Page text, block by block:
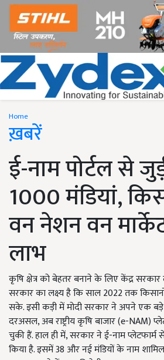
Home
ख़बरें
ई-नाम पोर्टल से
1000 मंडियां,
वन नेशन वन
लाभ
कृषि क्षेत्र को बेहतर बनाने के लिए केंद्र सरकार
सरकार का लक्ष्य है कि साल 2022 तक
सके. इसी कड़ी में मोदी सरकार ने अपने एक बड़े
दरअसल, अब राष्ट्रीय कृषि बाजार (e-NAM)
चुकी हैं. हाल ही में, सरकार ने ई-नाम
किया है. इसमें 38 और नई मंडियों के नाम